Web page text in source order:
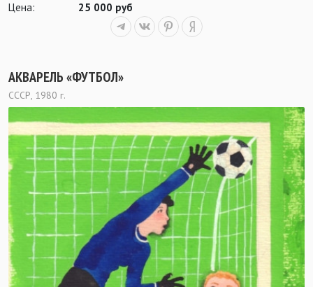
Цена:
25 000 руб
АКВАРЕЛЬ «ФУТБОЛ»
СССР, 1980 г.